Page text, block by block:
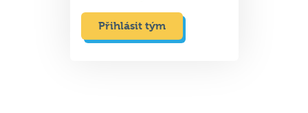
Přihlásit tým